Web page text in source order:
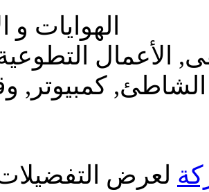
الهوايات و
الأعمال
كمبيوتر,
لعرض